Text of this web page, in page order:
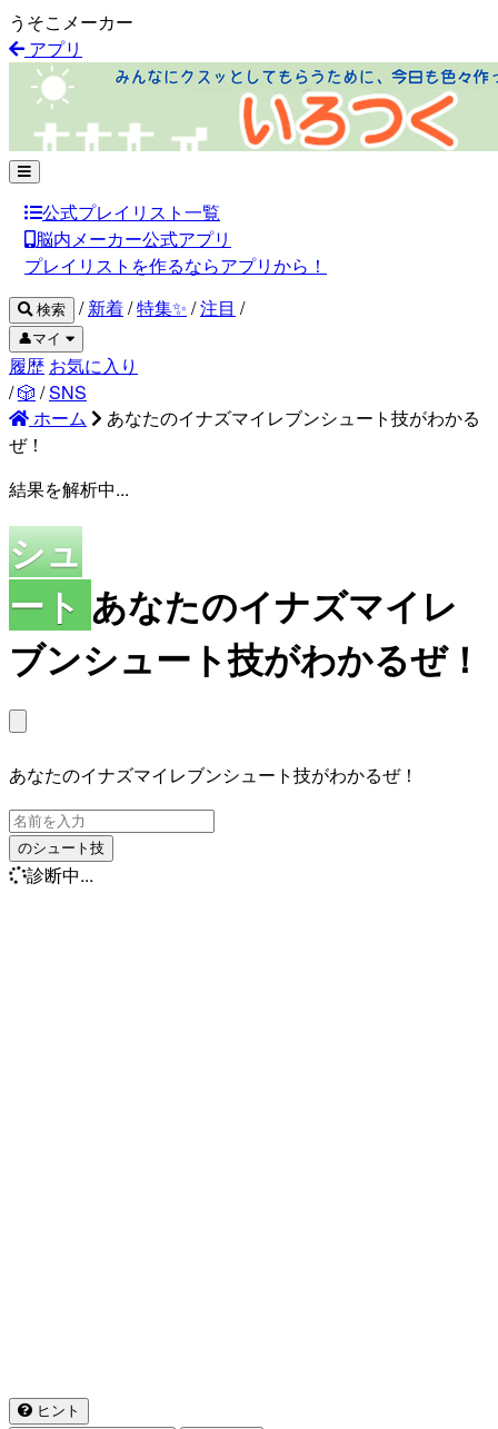
うそこメーカー
アプリ
公式プレイリスト一覧
脳内メーカー公式アプリ
プレイリストを作るならアプリから！
検索 / 新着/特集✨ /注目 /
👤マイ
履歴 お気に入り
/🎲 /SNS
ホーム
あなたのイナズマイレブンシュート技がわかる
ぜ！
結果を解析中...
シュ
ート あなたのイナズマイレ
ブンシュート技がわかるぜ！
あなたのイナズマイレブンシュート技がわかるぜ！
のシュート技
診断中...
ヒント